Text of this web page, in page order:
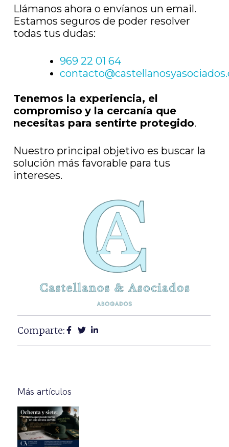
Llámanos ahora o envíanos un email.
Estamos seguros de poder resolver
todas tus dudas:
969 22 01 64
Tenemos la experiencia, el
compromiso y la cercanía que
necesitas para sentirte protegido.
Nuestro principal objetivo es buscar la
solución más favorable para tus
intereses.
Comparte:
Más artículos